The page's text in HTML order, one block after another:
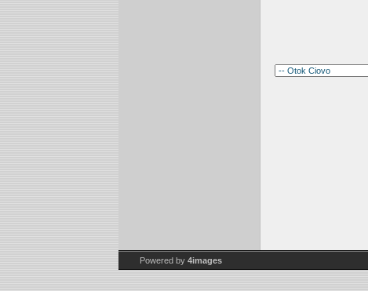
Powered by 4images